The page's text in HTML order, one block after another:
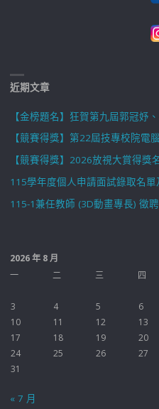
近期文章
【金榜題名】狂賀第九屆郭冠妤
【競賽得獎】第22屆技專校院電
【競賽得獎】2026放視大賞得獎
115學年度個人申請面試錄取名
115-1兼任教師 (3D動畫專長) 徵
2026 年 8 月
一
二 三 四
3
4 5 6
10
11 12 13
17
18 19 20
24
25 26 27
31
« 7 月